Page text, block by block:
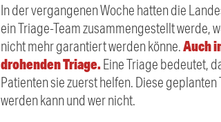
In der vergangenen Woche hatten die
ein Triage-Team zusammengestellt werde,
nicht mehr garantiert werden könne.Auch
drohenden Triage. Eine Triage bedeutet,
Patienten sie zuerst helfen. Diese
werden kann und wer nicht.